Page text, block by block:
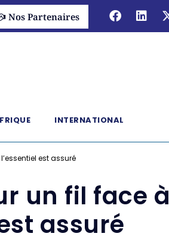
Nos Partenaires
INTERNATIONAL
est assuré
un fil face à
assuré